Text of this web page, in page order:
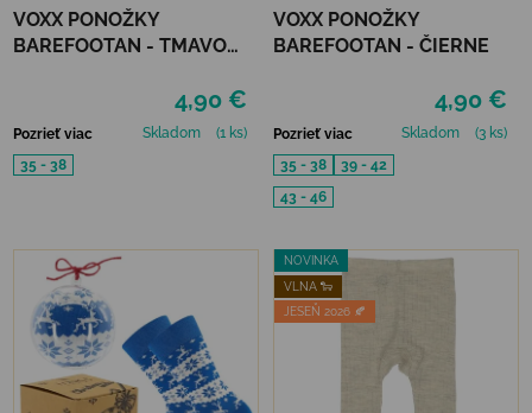
VOXX PONOŽKY
BAREFOOTAN - TMAVO
4,90 €
Pozrieť viac Skladom
(1 ks)
35 - 38
VOXX PONOŽKY
BAREFOOTAN - ČIERNE
4,90 €
Pozrieť viac Skladom
(3 ks)
35 - 38
39 - 42
43 - 46
NOVINKA
VLNA 🐑
JESEŇ 2026 🍂